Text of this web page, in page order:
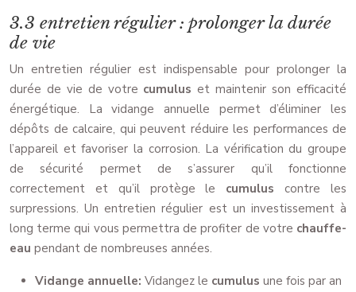
3.3 entretien régulier : prolonger la durée
de vie
Un entretien régulier est indispensable pour prolonger la
durée de vie de votre cumulus et maintenir son efficacité
énergétique. La vidange annuelle permet d’éliminer les
dépôts de calcaire, qui peuvent réduire les performances de
l’appareil et favoriser la corrosion. La vérification du groupe
de sécurité permet de s’assurer qu’il fonctionne
correctement et qu’il protège le cumuluscontre les
surpressions. Un entretien régulier est un investissement à
long terme qui vous permettra de profiter de votre chauffe-
eau pendant de nombreuses années.
Vidange annuelle: Vidangez le cumulus une fois par an